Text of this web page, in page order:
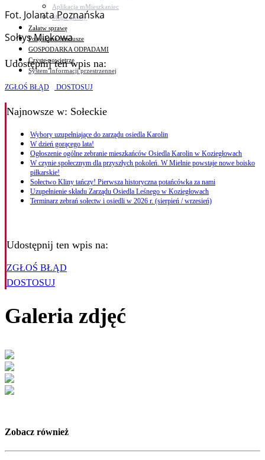
Aplikacja mMieszkaniec
Mapa gminy
Załatw sprawę
Pozyskane fundusze
GOSPODARKA ODPADAMI
Czyste powietrze
System Informacji przestrzennej
Fot. Jolanta Poznańska
Sołtys Miękowa
Udostępnij ten wpis na:
ZGŁOŚ BŁĄD DOSTOSUJ
Najnowsze w: Sołeckie
Wybory uzupełniające do zarządu osiedla Karolin
W dzień gorącego lata!
Ogłoszenie ogólne zebranie mieszkańców Osiedla Karolin w Koziegłowach
W czynie społecznym dla przyszłych pokoleń. W Mielnie powstaje nowe boisko
piłkarskie!
Sołectwo Kliny tańczy! Pierwsza historyczna potańcówka za nami
Uzupełnienie składu Zarządu Osiedla Leśnego w Koziegłowach
Terminarz zebrań sołectw i osiedli w 2026 r. (sierpień / wrzesień)
Udostępnij ten wpis na:
ZGŁOŚ BŁĄD
DOSTOSUJ
Galeria zdjęć
Zobacz również